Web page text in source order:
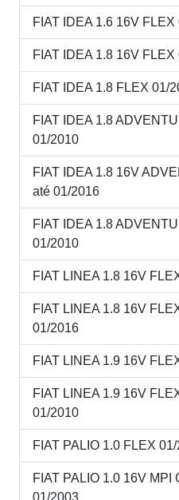
FIAT IDEA 1.6 16V
FIAT IDEA 1.8 16V
FIAT IDEA 1.8 FLEX 01/
FIAT IDEA 1.8
01/2010
FIAT IDEA 1.8 16V
até 01/2016
FIAT IDEA 1.8
01/2010
FIAT LINEA 1.8 16V
FIAT LINEA 1.8 16V
01/2016
FIAT LINEA 1.9 16V
FIAT LINEA 1.9 16V
01/2010
FIAT PALIO 1.0 FLEX
FIAT PALIO 1.0 16V MPI
01/2003